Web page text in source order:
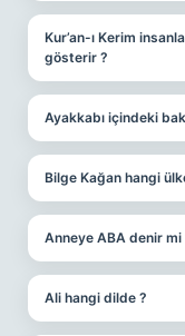
Kur’an-ı Kerim
gösterir ?
Ayakkabı içindeki
Bilge Kağan hangi
Anneye ABA denir mi
Ali hangi dilde ?